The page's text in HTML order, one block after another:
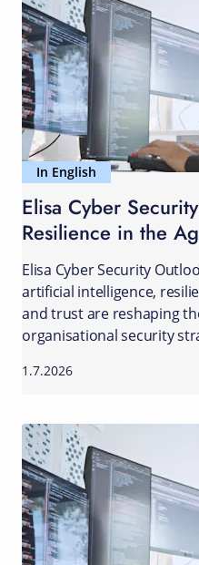
In English
Elisa Cyber
Resilience in the
Elisa Cyber Security
artificial intelligence,
and trust are reshaping
organisational security
1.7.2026